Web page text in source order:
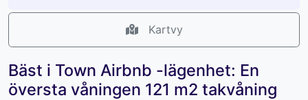
Kartvy
Bäst i Town Airbnb -lägenhet: En
översta våningen 121 m2 takvåning